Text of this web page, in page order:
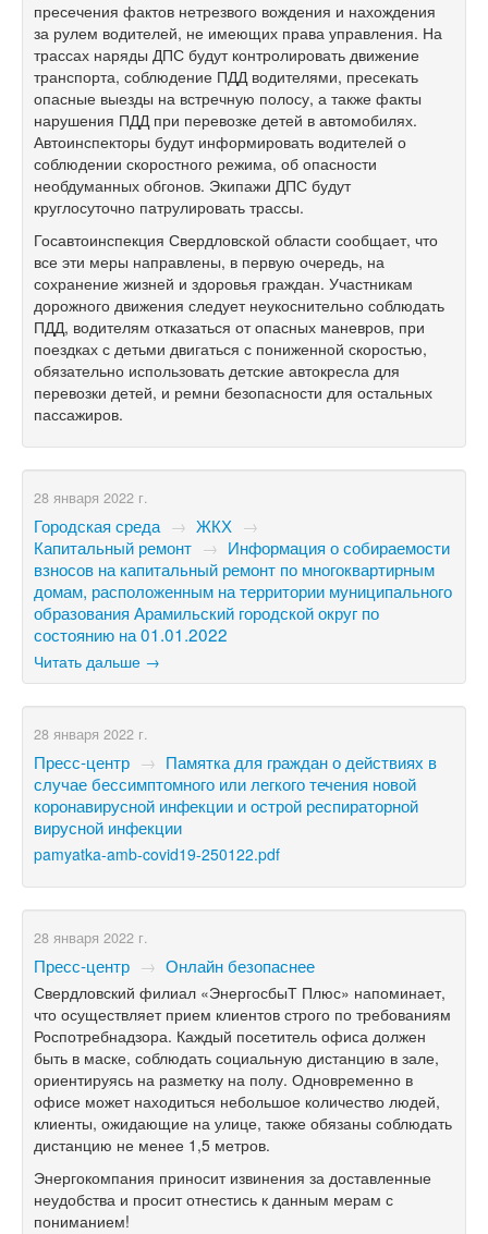
пресечения фактов нетрезвого вождения и нахождения
за рулем водителей, не имеющих права управления. На
трассах наряды ДПС будут контролировать движение
транспорта, соблюдение ПДД водителями, пресекать
опасные выезды на встречную полосу, а также факты
нарушения ПДД при перевозке детей в автомобилях.
Автоинспекторы будут информировать водителей о
соблюдении скоростного режима, об опасности
необдуманных обгонов. Экипажи ДПС будут
круглосуточно патрулировать трассы.
Госавтоинспекция Свердловской области сообщает, что
все эти меры направлены, в первую очередь, на
сохранение жизней и здоровья граждан. Участникам
дорожного движения следует неукоснительно соблюдать
ПДД, водителям отказаться от опасных маневров, при
поездках с детьми двигаться с пониженной скоростью,
обязательно использовать детские автокресла для
перевозки детей, и ремни безопасности для остальных
пассажиров.
28 января 2022 г.
Городская среда → ЖКХ →
Капитальный ремонт → Информация о собираемости
взносов на капитальный ремонт по многоквартирным
домам, расположенным на территории муниципального
образования Арамильский городской округ по
состоянию на 01.01.2022
Читать дальше →
28 января 2022 г.
Пресс-центр → Памятка для граждан о действиях в
случае бессимптомного или легкого течения новой
коронавирусной инфекции и острой респираторной
вирусной инфекции
pamyatka-amb-covid19-250122.pdf
28 января 2022 г.
Пресс-центр → Онлайн безопаснее
Свердловский филиал «ЭнергосбыТ Плюс» напоминает,
что осуществляет прием клиентов строго по требованиям
Роспотребнадзора. Каждый посетитель офиса должен
быть в маске, соблюдать социальную дистанцию в зале,
ориентируясь на разметку на полу. Одновременно в
офисе может находиться небольшое количество людей,
клиенты, ожидающие на улице, также обязаны соблюдать
дистанцию не менее 1,5 метров.
Энергокомпания приносит извинения за доставленные
неудобства и просит отнестись к данным мерам с
пониманием!